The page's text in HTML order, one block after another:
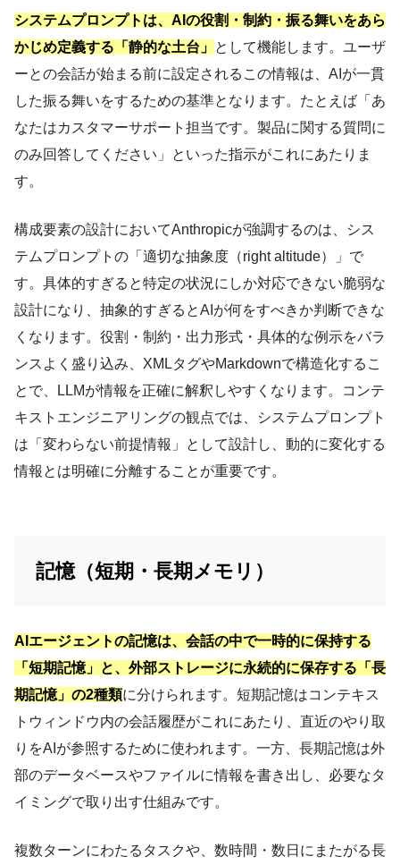
システムプロンプトは、AIの役割・制約・振る舞いをあら
かじめ定義する「静的な土台」 として機能します。ユーザ
ーとの会話が始まる前に設定されるこの情報は、AIが一貫
した振る舞いをするための基準となります。たとえば「あ
なたはカスタマーサポート担当です。製品に関する質問に
のみ回答してください」といった指示がこれにあたりま
す。
構成要素の設計においてAnthropicが強調するのは、シス
テムプロンプトの「適切な抽象度（right altitude）」で
す。具体的すぎると特定の状況にしか対応できない脆弱な
設計になり、抽象的すぎるとAIが何をすべきか判断できな
くなります。役割・制約・出力形式・具体的な例示をバラ
ンスよく盛り込み、XMLタグやMarkdownで構造化するこ
とで、LLMが情報を正確に解釈しやすくなります。コンテ
キストエンジニアリングの観点では、システムプロンプト
は「変わらない前提情報」として設計し、動的に変化する
情報とは明確に分離することが重要です。
記憶（短期・長期メモリ）
AIエージェントの記憶は、会話の中で一時的に保持する
「短期記憶」と、外部ストレージに永続的に保存する「長
期記憶」の2種類に分けられます。短期記憶はコンテキス
トウィンドウ内の会話履歴がこれにあたり、直近のやり取
りをAIが参照するために使われます。一方、長期記憶は外
部のデータベースやファイルに情報を書き出し、必要なタ
イミングで取り出す仕組みです。
複数ターンにわたるタスクや、数時間・数日にまたがる長